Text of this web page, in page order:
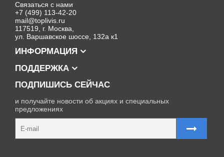
Связаться с нами
+7 (499) 113-42-20
mail@toplivis.ru
117519, г. Москва,
ул. Варшавское шоссе, 132а к1
ИНФОРМАЦИЯ
ПОДДЕРЖКА
ПОДПИШИСЬ СЕЙЧАС
и получайте новости об акциях и специальных
предложениях